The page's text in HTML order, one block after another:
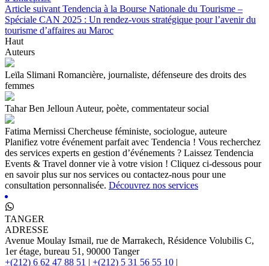
Article suivant Tendencia à la Bourse Nationale du Tourisme –
Spéciale CAN 2025 : Un rendez-vous stratégique pour l’avenir du
tourisme d’affaires au Maroc
Haut
Auteurs
Leïla Slimani Romancière, journaliste, défenseure des droits des
femmes
Tahar Ben Jelloun Auteur, poète, commentateur social
Fatima Mernissi Chercheuse féministe, sociologue, auteure
Planifiez votre événement parfait avec Tendencia ! Vous recherchez
des services experts en gestion d’événements ? Laissez Tendencia
Events & Travel donner vie à votre vision ! Cliquez ci-dessous pour
en savoir plus sur nos services ou contactez-nous pour une
consultation personnalisée. Découvrez nos services
TANGER
ADRESSE
Avenue Moulay Ismail, rue de Marrakech, Résidence Volubilis C,
1er étage, bureau 51, 90000 Tanger
+(212) 6 62 47 88 51 | +(212) 5 31 56 55 10 |